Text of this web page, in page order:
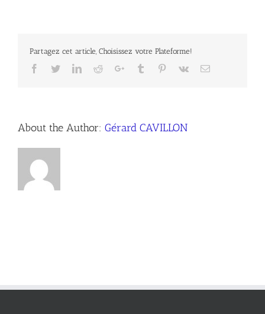
Partagez cet article, Choisissez votre Plateforme!
Facebook
TwitterLinkedIn
RedditGoogle+Tumblr Pinterest
Vk Email
About the Author: Gérard CAVILLON